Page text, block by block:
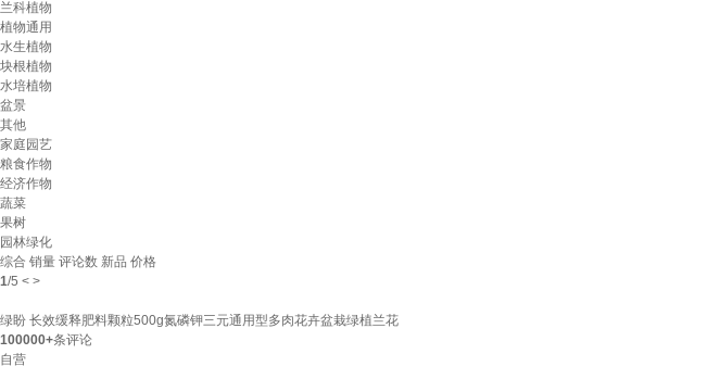
兰科植物
植物通用
水生植物
块根植物
水培植物
盆景
其他
家庭园艺
粮食作物
经济作物
蔬菜
果树
园林绿化
综合 销量 评论数 新品 价格
1/5 < >
绿盼 长效缓释肥料颗粒500g氮磷钾三元通用型多肉花卉盆栽绿植兰花
100000+条评论
自营